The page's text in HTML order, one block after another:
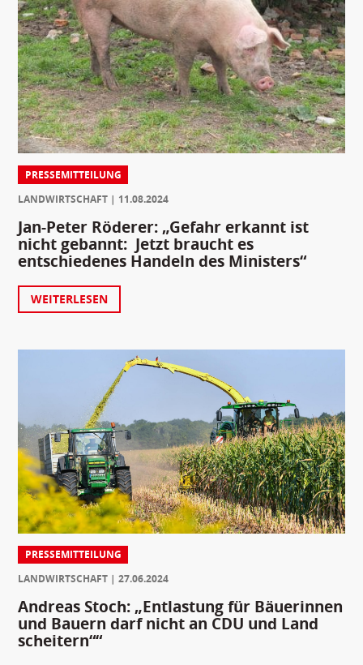
PRESSEMITTEILUNG
LANDWIRTSCHAFT
11.08.2024
Jan-Peter Röderer: „Gefahr erkannt ist
nicht gebannt: Jetzt braucht es
entschiedenes Handeln des Ministers“
WEITERLESEN
PRESSEMITTEILUNG
LANDWIRTSCHAFT
27.06.2024
Andreas Stoch: „Entlastung für Bäuerinnen
und Bauern darf nicht an CDU und Land
scheitern““